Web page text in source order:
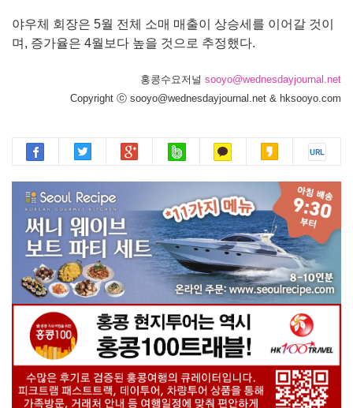
야우체 회장은 5월 전체 소매 매출이 상승세를 이어갈 것이
며, 증가율은 4월보다 높을 것으로 추정했다.
홍콩수요저널 sooyo@wednesdayjournal.net
Copyright ⓒ sooyo@wednesdayjournal.net & hksooyo.com